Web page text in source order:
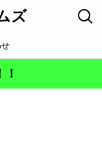
ズ
せ